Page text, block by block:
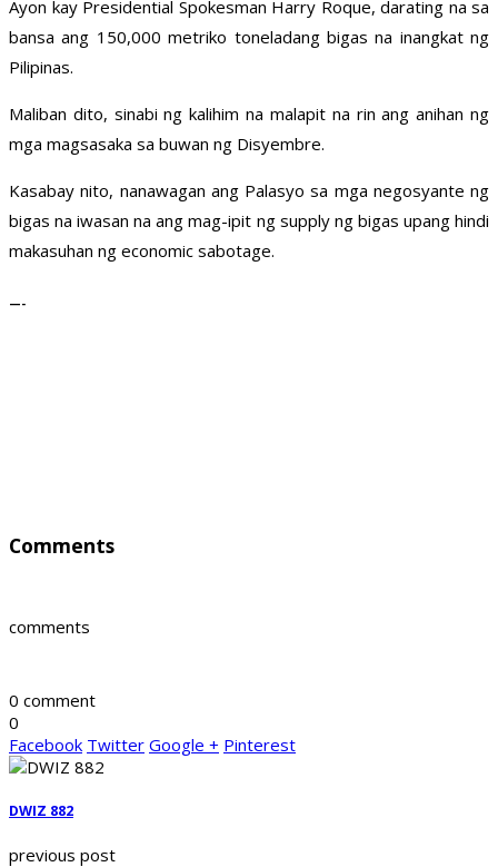
Ayon kay Presidential Spokesman Harry Roque, darating na sa
bansa ang 150,000 metriko toneladang bigas na inangkat ng
Pilipinas.
Maliban dito, sinabi ng kalihim na malapit na rin ang anihan ng
mga magsasaka sa buwan ng Disyembre.
Kasabay nito, nanawagan ang Palasyo sa mga negosyante ng
bigas na iwasan na ang mag-ipit ng supply ng bigas upang hindi
makasuhan ng economic sabotage.
—-
Comments
comments
0 comment
0
Facebook Twitter Google + Pinterest
DWIZ 882
previous post